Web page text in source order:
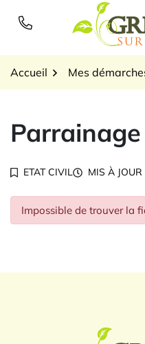
Accueil Mes
ETAT CIVIL MIS À JOUR
Impossible de trouver la